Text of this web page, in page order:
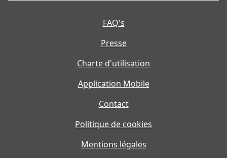
FAQ's
Presse
Charte d'utilisation
Application Mobile
Contact
Politique de cookies
Mentions légales